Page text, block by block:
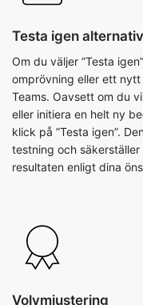
Testa igen alternativ
Om du väljer ”Testa
omprövning eller ett
Teams. Oavsett om du
eller initiera en helt ny
klick på ”Testa igen”.
testning och
resultaten enligt dina
Volymjustering